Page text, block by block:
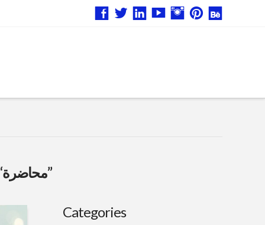
“محاضرة”
Categories